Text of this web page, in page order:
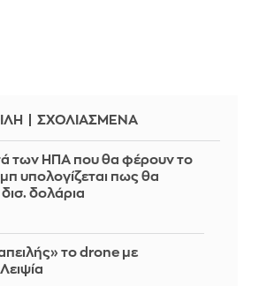
ΣΧΟΛΙΑΣΜΕΝΑ
των ΗΠΑ που θα φέρουν το
υπολογίζεται πως θα
δολάρια
το drone με